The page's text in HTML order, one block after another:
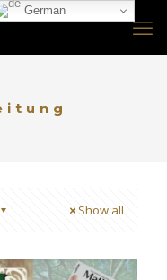
Show all
German